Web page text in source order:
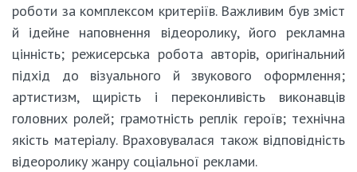
роботи за комплексом критеріїв. Важливим був зміст
й ідейне наповнення відеоролику, його рекламна
цінність; режисерська робота авторів, оригінальний
підхід до візуального й звукового оформлення;
артистизм, щирість і переконливість виконавців
головних ролей; грамотність реплік героїв; технічна
якість матеріалу. Враховувалася також відповідність
відеоролику жанру соціальної реклами.